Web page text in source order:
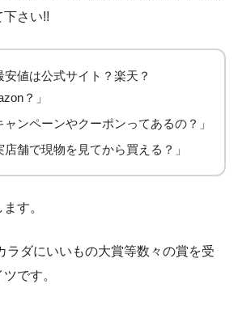
下さい!!
安値は公式サイト？楽天？
？」
ャンペーンやクーポンってあるの？」
店舗で現物を見てから買える？」
す。
ラダにいいもの大賞等数々の賞を受
です。